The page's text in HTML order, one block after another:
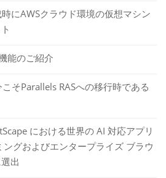
にAWSクラウド環境の仮想マシン
能のご紹介
そParallels RASへの移行時である
における世界の AI 対応アプリ
グおよびエンタープライズ ブラウ
出